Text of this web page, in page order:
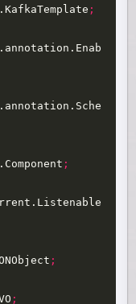
;
;
;
;